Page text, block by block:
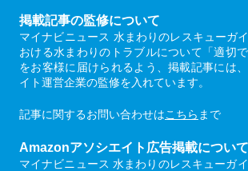
掲載記事の監修について
マイナビニュース 水まわりのレスキューガ
おける水まわりのトラブルについて「適切
をお客様に届けられるよう、掲載記事には
イト運営企業の監修を入れています。
記事に関するお問い合わせはこちら まで
Amazonアソシエイト広告掲載について
マイナビニュース 水まわりのレスキューガ